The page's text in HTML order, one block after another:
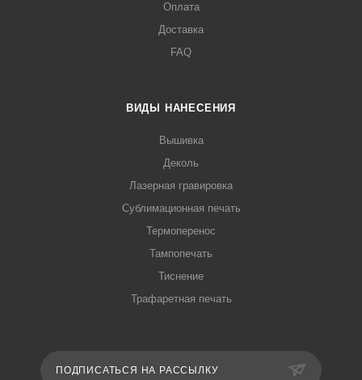
Оплата
Доставка
FAQ
ВИДЫ НАНЕСЕНИЯ
Вышивка
Деколь
Лазерная гравировка
Сублимационная печать
Термоперенос
Тампопечать
Тиснение
Трафаретная печать
ПОДПИСАТЬСЯ НА РАССЫЛКУ